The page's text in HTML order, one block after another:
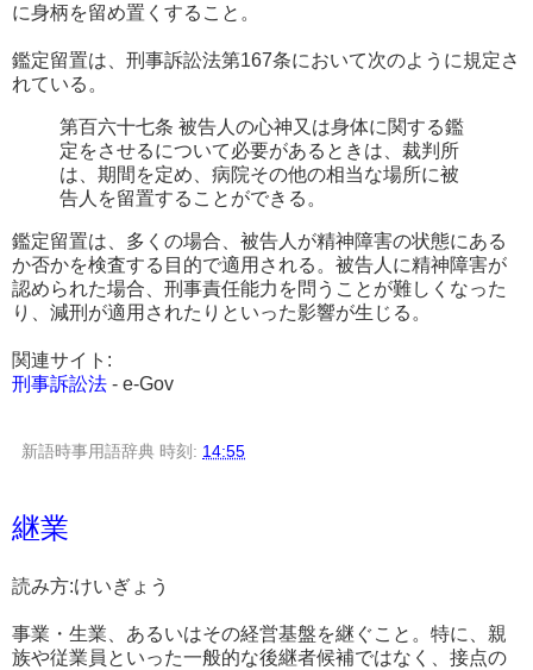
に身柄を留め置くすること。
鑑定留置は、刑事訴訟法第167条において次のように規定さ
れている。
第百六十七条 被告人の心神又は身体に関する鑑
定をさせるについて必要があるときは、裁判所
は、期間を定め、病院その他の相当な場所に被
告人を留置することができる。
鑑定留置は、多くの場合、被告人が精神障害の状態にある
か否かを検査する目的で適用される。被告人に精神障害が
認められた場合、刑事責任能力を問うことが難しくなった
り、減刑が適用されたりといった影響が生じる。
関連サイト:
刑事訴訟法 - e-Gov
新語時事用語辞典 時刻: 14:55
継業
読み方:けいぎょう
事業・生業、あるいはその経営基盤を継ぐこと。特に、親
族や従業員といった一般的な後継者候補ではなく、接点の